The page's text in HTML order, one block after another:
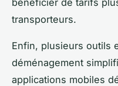
transporteurs.
Enfin, plusieurs outils
déménagement
applications mobiles